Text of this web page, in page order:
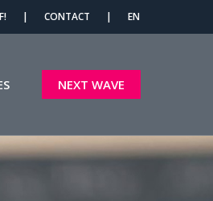
| CONTACT | EN
NEXT WAVE